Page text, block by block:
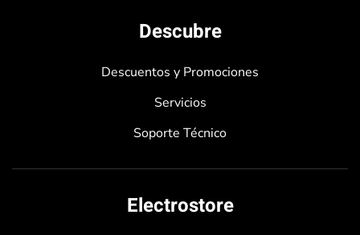
Descubre
Descuentos y Promociones
Servicios
Soporte Técnico
Electrostore